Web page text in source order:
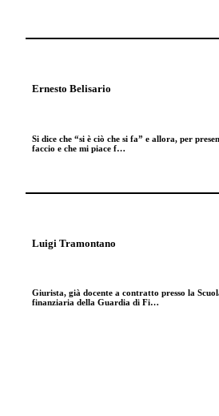
Ernesto Belisario
Si dice che “si è ciò che si fa” e allora, per
faccio e che mi piace f…
Luigi Tramontano
Giurista, già docente a contratto presso la
finanziaria della Guardia di Fi…